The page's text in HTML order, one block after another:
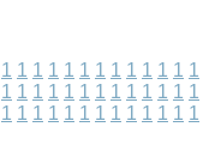
1 1 1 1 1 1 1 1 1 1 1 1 1
1 1 1 1 1 1 1 1 1 1 1 1 1
1 1 1 1 1 1 1 1 1 1 1 1 1